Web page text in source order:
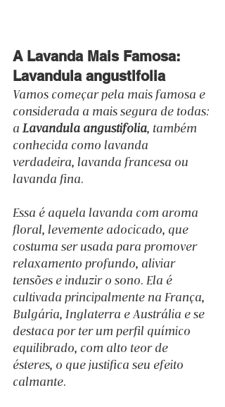
A Lavanda Mais Famosa:
Lavandula angustifolia
Vamos começar pela mais famosa e
considerada a mais segura de todas:
a Lavandula angustifolia , também
conhecida como lavanda
verdadeira, lavanda francesa ou
lavanda fina.
Essa é aquela lavanda com aroma
floral, levemente adocicado, que
costuma ser usada para promover
relaxamento profundo, aliviar
tensões e induzir o sono. Ela é
cultivada principalmente na França,
Bulgária, Inglaterra e Austrália e se
destaca por ter um perfil químico
equilibrado, com alto teor de
ésteres, o que justifica seu efeito
calmante.